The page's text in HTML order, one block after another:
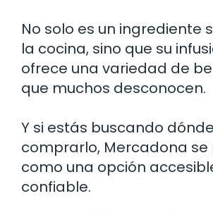
No solo es un ingrediente
la cocina, sino que su
ofrece una variedad de
que muchos desconocen.
Y si estás buscando dónde
comprarlo, Mercadona se
como una opción
confiable.